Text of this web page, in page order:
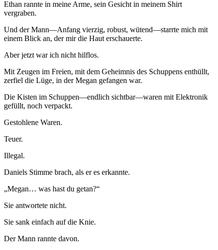
Ethan rannte in meine Arme, sein Gesicht in meinem Shirt
vergraben.
Und der Mann—Anfang vierzig, robust, wütend—starrte mich mit
einem Blick an, der mir die Haut erschauerte.
Aber jetzt war ich nicht hilflos.
Mit Zeugen im Freien, mit dem Geheimnis des Schuppens enthüllt,
zerfiel die Lüge, in der Megan gefangen war.
Die Kisten im Schuppen—endlich sichtbar—waren mit Elektronik
gefüllt, noch verpackt.
Gestohlene Waren.
Teuer.
Illegal.
Daniels Stimme brach, als er es erkannte.
„Megan… was hast du getan?“
Sie antwortete nicht.
Sie sank einfach auf die Knie.
Der Mann rannte davon.